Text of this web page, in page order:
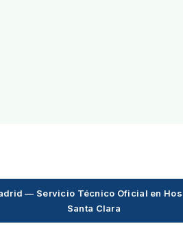
— Servicio Técnico Oficial en
Santa Clara